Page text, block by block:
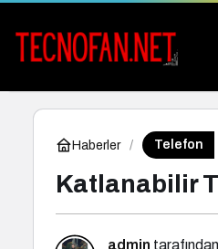
Haberler Telefon
Katlanabilir
admin